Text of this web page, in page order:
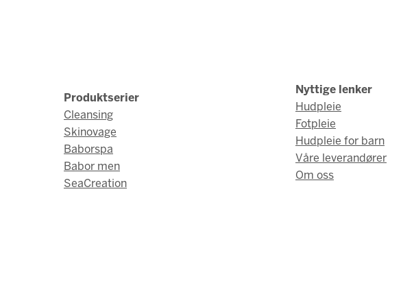
Produktserier
Cleansing
Skinovage
Baborspa
Babor men
SeaCreation
Nyttige lenker
Hudpleie
Fotpleie
Hudpleie for barn
Våre leverandører
Om oss